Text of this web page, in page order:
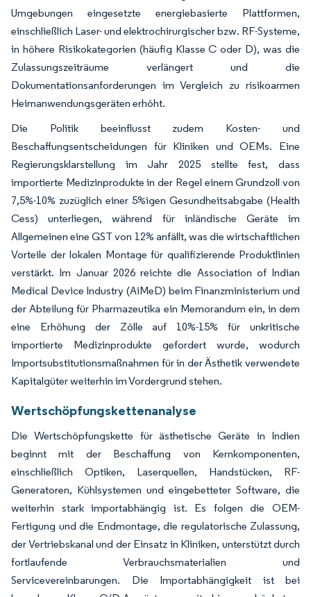
Umgebungen eingesetzte energiebasierte Plattformen,
einschließlich Laser- und elektrochirurgischer bzw. RF-Systeme,
in höhere Risikokategorien (häufig Klasse C oder D), was die
Zulassungszeiträume verlängert und die
Dokumentationsanforderungen im Vergleich zu risikoarmen
Heimanwendungsgeräten erhöht.
Die Politik beeinflusst zudem Kosten- und
Beschaffungsentscheidungen für Kliniken und OEMs. Eine
Regierungsklarstellung im Jahr 2025 stellte fest, dass
importierte Medizinprodukte in der Regel einem Grundzoll von
7,5%-10% zuzüglich einer 5%igen Gesundheitsabgabe (Health
Cess) unterliegen, während für inländische Geräte im
Allgemeinen eine GST von 12% anfällt, was die wirtschaftlichen
Vorteile der lokalen Montage für qualifizierende Produktlinien
verstärkt. Im Januar 2026 reichte die Association of Indian
Medical Device Industry (AiMeD) beim Finanzministerium und
der Abteilung für Pharmazeutika ein Memorandum ein, in dem
eine Erhöhung der Zölle auf 10%-15% für unkritische
importierte Medizinprodukte gefordert wurde, wodurch
Importsubstitutionsmaßnahmen für in der Ästhetik verwendete
Kapitalgüter weiterhin im Vordergrund stehen.
Wertschöpfungskettenanalyse
Die Wertschöpfungskette für ästhetische Geräte in Indien
beginnt mit der Beschaffung von Kernkomponenten,
einschließlich Optiken, Laserquellen, Handstücken, RF-
Generatoren, Kühlsystemen und eingebetteter Software, die
weiterhin stark importabhängig ist. Es folgen die OEM-
Fertigung und die Endmontage, die regulatorische Zulassung,
der Vertriebskanal und der Einsatz in Kliniken, unterstützt durch
fortlaufende Verbrauchsmaterialien und
Servicevereinbarungen. Die Importabhängigkeit ist bei